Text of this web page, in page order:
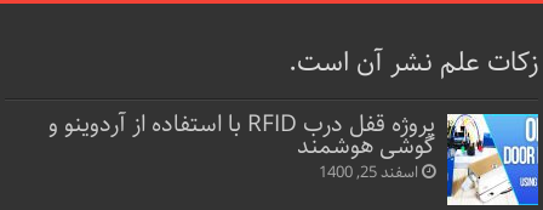
زکات علم نشر آن است.
پروژه قفل‌ درب RFID با استفاده از آردوینو و
گوشی هوشمند
اسفند 25, 1400